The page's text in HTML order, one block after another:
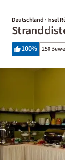
Deutschland · Insel
100% 250